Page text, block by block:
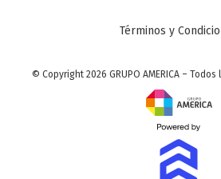
Términos y
© Copyright 2026 GRUPO AMERICA –